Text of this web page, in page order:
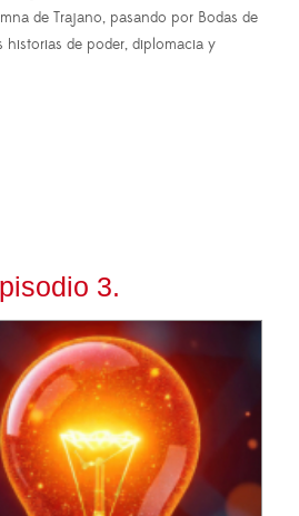
de Trajano, pasando por Bodas de
de poder, diplomacia y
3.